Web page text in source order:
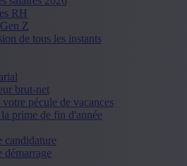
RH
Z
de tous les instants
brut-net
pécule de vacances
prime de fin d'année
candidature
démarrage